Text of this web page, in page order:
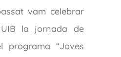
vam celebrar
la jornada de
programa “Joves